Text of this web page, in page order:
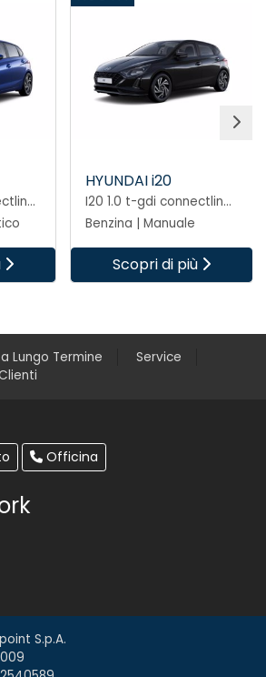
I20 1.0 t-gdi connectline 90cv dct
HYUNDAI i20
I20 1.0 t-gdi connectline 90cv mt
Benzina | Manuale
Scopri di più
Lungo Termine
Service
Officina
S.p.A.